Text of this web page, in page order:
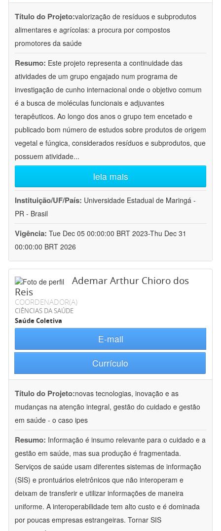
Título do Projeto:valorização de resíduos e subprodutos
alimentares e agrícolas: a procura por compostos
promotores da saúde
Resumo: Este projeto representa a continuidade das
atividades de um grupo engajado num programa de
investigação de cunho internacional onde o objetivo comum
é a busca de moléculas funcionais e adjuvantes
terapêuticos. Ao longo dos anos o grupo tem encetado e
publicado bom número de estudos sobre produtos de origem
vegetal e fúngica, considerados resíduos e subprodutos, que
possuem atividade...
leia mais
Instituição/UF/País: Universidade Estadual de Maringá -
PR - Brasil
Vigência: Tue Dec 05 00:00:00 BRT 2023-Thu Dec 31
00:00:00 BRT 2026
Ademar Arthur Chioro dos
Reis
COORDENADOR(A)
CIÊNCIAS DA SAÚDE
Saúde Coletiva
E-mail
Currículo
Título do Projeto:novas tecnologias, inovação e as
mudanças na atenção integral, gestão do cuidado e gestão
em saúde - o caso ipes
Resumo: Informação é insumo relevante para o cuidado e a
gestão em saúde, mas sua produção é fragmentada.
Serviços de saúde usam diferentes sistemas de informação
(SIS) e prontuários eletrônicos que não interoperam e
deixam de transferir e utilizar informações de maneira
uniforme. A interoperabilidade tem alto custo e é dominada
por poucas empresas estrangeiras. Tornar SIS